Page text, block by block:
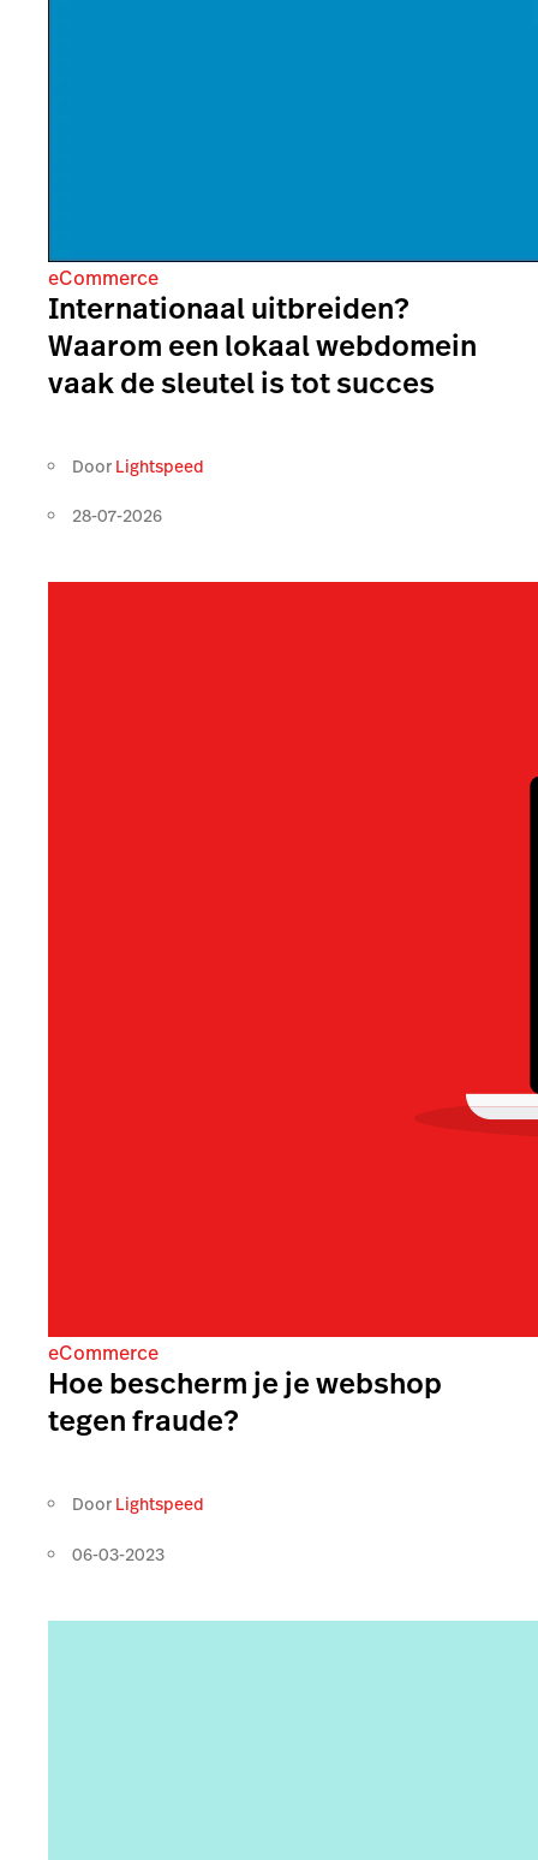
eCommerce
Internationaal uitbreiden?
Waarom een lokaal webdomein
vaak de sleutel is tot succes
Door Lightspeed
28-07-2026
eCommerce
Hoe bescherm je je webshop
tegen fraude?
Door Lightspeed
06-03-2023